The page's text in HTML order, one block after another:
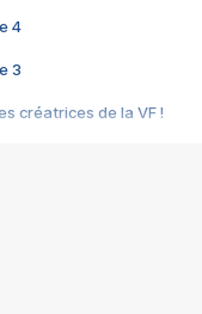
4
3
créatrices de la VF !